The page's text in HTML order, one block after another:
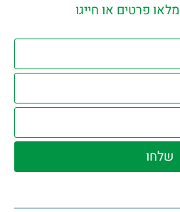
פרטים או חייגו
שלחו